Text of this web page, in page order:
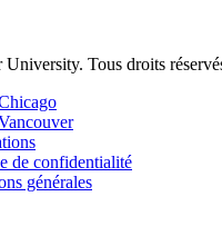
University. Tous droits
de confidentialité
générales